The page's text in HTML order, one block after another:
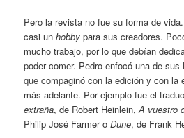
Pero la revista no fue su forma de
casi unhobby para sus creadores.
mucho trabajo, por lo que debían
poder comer. Pedro enfocó una de
que compaginó con la edición y con la
más adelante. Por ejemplo fue el
extraña, de Robert Heinlein,A vuestro
Philip José Farmer oDune, de Frank